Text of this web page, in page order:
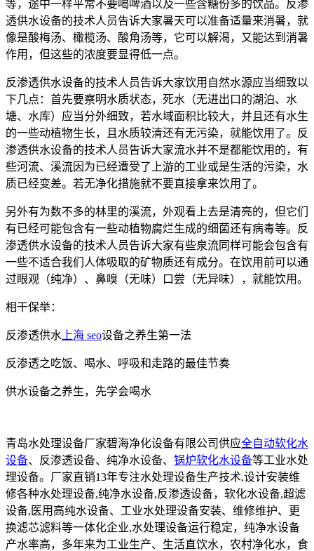
等，途中一样平常不要喝啤酒以及一些含糖份多的饮品。反渗
透供水设备的技术人员告诉大家暑天可以准备适量来消暑，就
像是酸梅汤、橄榄汤、酸角汤等，它可以解渴，又能达到消暑
作用，但这些的浓度要显得低一点。
反渗透供水设备的技术人员告诉大家饮用自然水源应当细致以
下几点：首先要察明水质状态，死水（无进出口的湖泊、水
塘、水库）应当分外细致，若水域面积比较大，并且还有水生
的一些动植物生长，且水质较清还有无污染，就能饮用了。反
渗透供水设备的技术人员告诉大家流水并不是都能饮用的，有
些河流、溪流因为已经遭受了上游的工业或是生活的污染，水
质已经变差。若无净化措施就不要直接拿来饮用了。
另外有为数不多的林里的溪流，外观看上去是清亮的，但它们
有已经可能包含有一些动植物腐烂生成的细菌还有病毒等。反
渗透供水设备的技术人员告诉大家有些泉流同样可能会包含有
一些不适合我们人体吸取的矿物质还有成分。在饮用前可以通
过眼观（纯净）、鼻嗅（无味）口尝（无异味），就能饮用。
相干保举：
反渗透供水 上海 seo设备之养生第一法
反渗透之吃饭、喝水、呼吸和走路的最佳节奏
供水设备之养生，先学会喝水
青岛水处理设备厂家碧海净化设备有限公司供应全自动软化水
设备、反渗透设备、纯净水设备、 锅炉软化水设备等工业水处
理设备。厂家直销13年专注水处理设备生产技术,设计安装维
修各种水处理设备,纯净水设备,反渗透设备，软化水设备,超滤
设备,医用高纯水设备、工业水处理设备安装、维修维护、更
换滤芯滤料等一体化企业,水处理设备运行稳定，纯净水设备
产水率高，多年来为工业生产、生活直饮水，农村净化水，食